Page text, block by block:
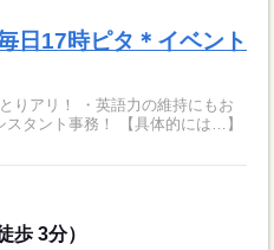
17時ピタ＊イベント
りアリ！ ・英語力の維持にもお
！ 【具体的には…】
歩 3分）